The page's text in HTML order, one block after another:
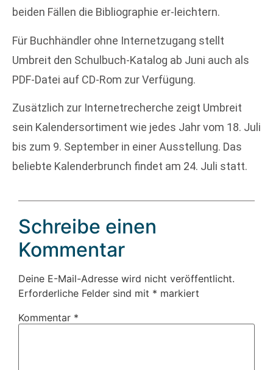
beiden Fällen die Bibliographie er-leichtern.
Für Buchhändler ohne Internetzugang stellt
Umbreit den Schulbuch-Katalog ab Juni auch als
PDF-Datei auf CD-Rom zur Verfügung.
Zusätzlich zur Internetrecherche zeigt Umbreit
sein Kalendersortiment wie jedes Jahr vom 18. Juli
bis zum 9. September in einer Ausstellung. Das
beliebte Kalenderbrunch findet am 24. Juli statt.
Schreibe einen
Kommentar
Deine E-Mail-Adresse wird nicht veröffentlicht.
Erforderliche Felder sind mit * markiert
Kommentar *